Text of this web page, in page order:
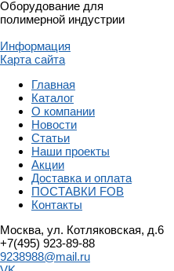
Оборудование для
полимерной индустрии
Информация
Карта сайта
Главная
Каталог
О компании
Новости
Статьи
Наши проекты
Акции
Доставка и оплата
ПОСТАВКИ FOB
Контакты
Москва, ул. Котляковская, д.6
+7(495) 923-89-88
9238988@mail.ru